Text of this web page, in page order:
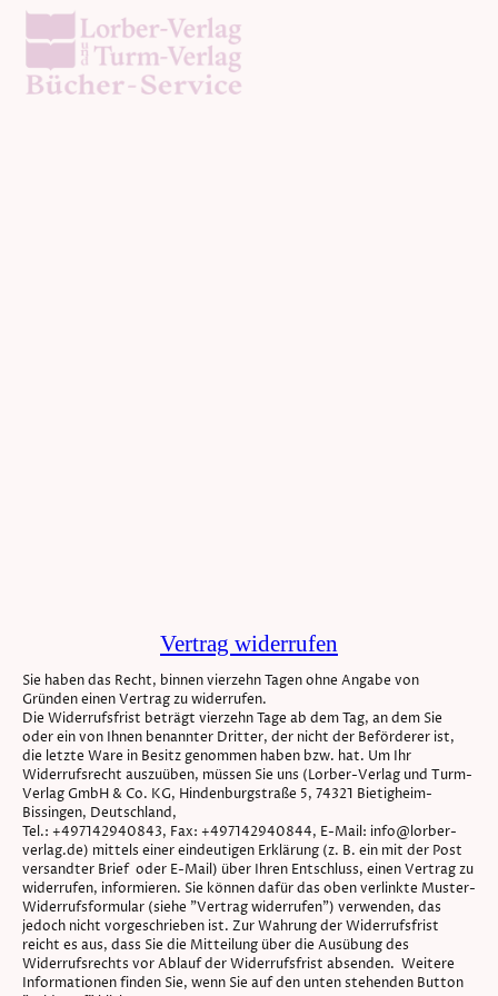
Vertrag widerrufen
Sie haben das Recht, binnen vierzehn Tagen ohne Angabe von
Gründen einen Vertrag zu widerrufen.
Die Widerrufsfrist beträgt vierzehn Tage ab dem Tag, an dem Sie
oder ein von Ihnen benannter Dritter, der nicht der Beförderer ist,
die letzte Ware in Besitz genommen haben bzw. hat. Um Ihr
Widerrufsrecht auszuüben, müssen Sie uns (Lorber-Verlag und Turm-
Verlag GmbH & Co. KG, Hindenburgstraße 5, 74321 Bietigheim-
Bissingen, Deutschland,
Tel.: +497142940843, Fax: +497142940844, E-Mail: info@lorber-
verlag.de) mittels einer eindeutigen Erklärung (z. B. ein mit der Post
versandter Brief oder E-Mail) über Ihren Entschluss, einen Vertrag zu
widerrufen, informieren. Sie können dafür das oben verlinkte Muster-
Widerrufsformular (siehe "Vertrag widerrufen") verwenden, das
jedoch nicht vorgeschrieben ist. Zur Wahrung der Widerrufsfrist
reicht es aus, dass Sie die Mitteilung über die Ausübung des
Widerrufsrechts vor Ablauf der Widerrufsfrist absenden. Weitere
Informationen finden Sie, wenn Sie auf den unten stehenden Button